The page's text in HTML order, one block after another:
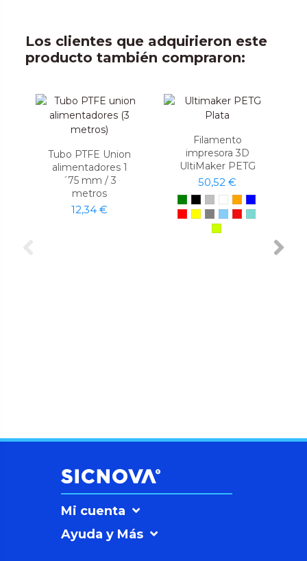
Los clientes que adquirieron este
producto también compraron:
Tubo PTFE Union
alimentadores 1
´75 mm / 3
metros
12,34 €
Filamento
impresora 3D
UltiMaker PETG
50,52 €
Mi cuenta
Ayuda y Más